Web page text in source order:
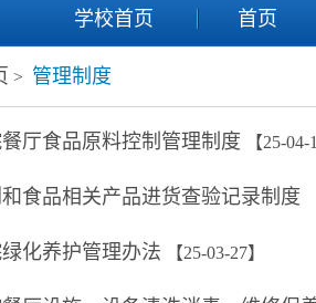
学校首页 首页
> 管理制度
厅食品原料控制管理制度 【25-04-
食品相关产品进货查验记录制度
化养护管理办法 【25-03-27】